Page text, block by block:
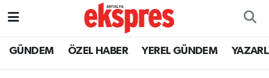
GÜNDEM ÖZEL HABER YEREL GÜNDEM
ÖZEL HABER
Nöbetçi Eczaneler